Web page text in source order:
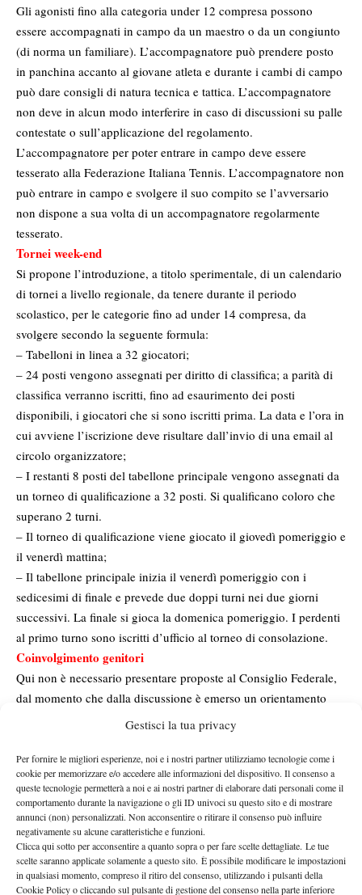
Gestisci la tua privacy
Per fornire le migliori esperienze, noi e i nostri partner utilizziamo tecnologie come i
cookie per memorizzare e/o accedere alle informazioni del dispositivo. Il consenso a
queste tecnologie permetterà a noi e ai nostri partner di elaborare dati personali come il
comportamento durante la navigazione o gli ID univoci su questo sito e di mostrare
annunci (non) personalizzati. Non acconsentire o ritirare il consenso può influire
negativamente su alcune caratteristiche e funzioni.
Clicca qui sotto per acconsentire a quanto sopra o per fare scelte dettagliate. Le tue
scelte saranno applicate solamente a questo sito. È possibile modificare le impostazioni
in qualsiasi momento, compreso il ritiro del consenso, utilizzando i pulsanti della
Cookie Policy o cliccando sul pulsante di gestione del consenso nella parte inferiore
Gli agonisti fino alla categoria under 12 compresa possono
essere accompagnati in campo da un maestro o da un congiunto
(di norma un familiare). L’accompagnatore può prendere posto
in panchina accanto al giovane atleta e durante i cambi di campo
può dare consigli di natura tecnica e tattica. L’accompagnatore
non deve in alcun modo interferire in caso di discussioni su palle
contestate o sull’applicazione del regolamento.
L’accompagnatore per poter entrare in campo deve essere
tesserato alla Federazione Italiana Tennis. L’accompagnatore non
può entrare in campo e svolgere il suo compito se l’avversario
non dispone a sua volta di un accompagnatore regolarmente
tesserato.
Tornei week-end
Si propone l’introduzione, a titolo sperimentale, di un calendario
di tornei a livello regionale, da tenere durante il periodo
scolastico, per le categorie fino ad under 14 compresa, da
svolgere secondo la seguente formula:
– Tabelloni in linea a 32 giocatori;
– 24 posti vengono assegnati per diritto di classifica; a parità di
classifica verranno iscritti, fino ad esaurimento dei posti
disponibili, i giocatori che si sono iscritti prima. La data e l’ora in
cui avviene l’iscrizione deve risultare dall’invio di una email al
circolo organizzatore;
– I restanti 8 posti del tabellone principale vengono assegnati da
un torneo di qualificazione a 32 posti. Si qualificano coloro che
superano 2 turni.
– Il torneo di qualificazione viene giocato il giovedì pomeriggio e
il venerdì mattina;
– Il tabellone principale inizia il venerdì pomeriggio con i
sedicesimi di finale e prevede due doppi turni nei due giorni
successivi. La finale si gioca la domenica pomeriggio. I perdenti
al primo turno sono iscritti d’ufficio al torneo di consolazione.
Coinvolgimento genitori
Qui non è necessario presentare proposte al Consiglio Federale,
dal momento che dalla discussione è emerso un orientamento
contrario a forme di rappresentanza “ufficiali” dei genitori nei
organizzerà un calendario di eventi ed incontri con i genitori in
concomitanza con i più importanti eventi agonistici della regione:
il Lemon Bowl, i campionati regionali, le prove di qualificazione
ai campionati italiani, i tornei Tennis Europe under 12 e under 14
in programma in primavera, eccetera. In queste sedi di confronto,
che saranno comunicate con congruo anticipo, sarà possibile
discutere, presentare proposte, sottolineare difficoltà. E’